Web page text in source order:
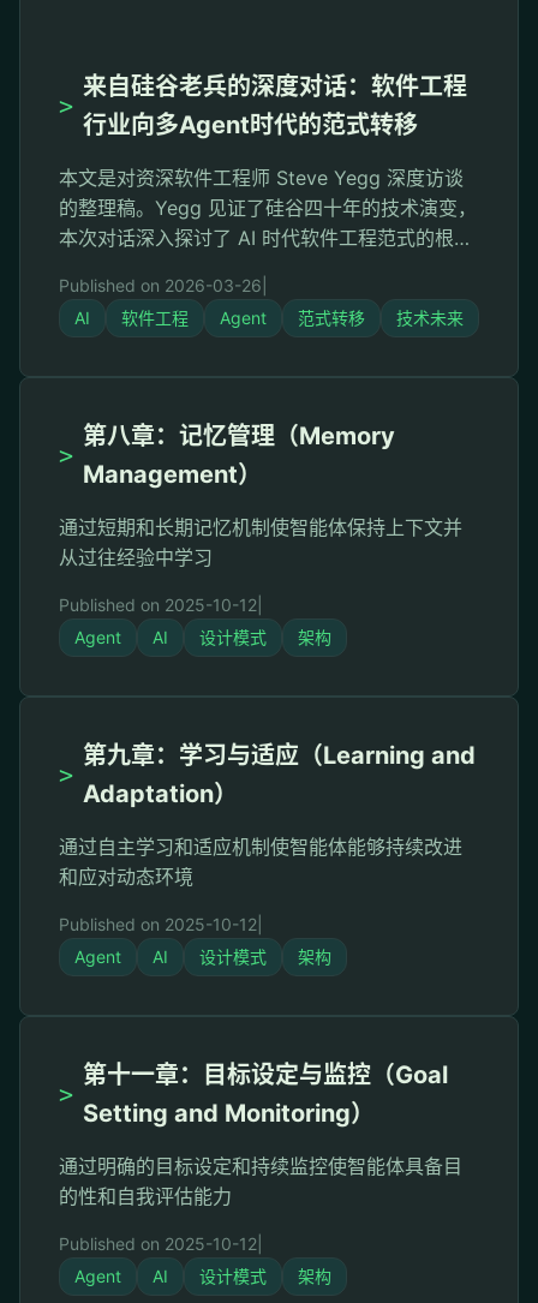
>
来自硅谷老兵的深度对话：软件工程
行业向多Agent时代的范式转移
本文是对资深软件工程师 Steve Yegg 深度访谈
的整理稿。Yegg 见证了硅谷四十年的技术演变，
本次对话深入探讨了 AI 时代软件工程范式的根本
路。 开场：科技圈笼罩的焦虑 在过去的几个月
里，整个科技圈甚至整个世界都被同一种焦虑所
誉为"时代的建造者 …
Published on 2026-03-26
AI
软件工程 Agent 范式转移 技术未来
>
第八章：记忆管理（Memory
Management）
通过短期和长期记忆机制使智能体保持上下文并
从过往经验中学习
Published on 2025-10-12
Agent
AI 设计模式 架构
>
第九章：学习与适应（Learning and
Adaptation）
通过自主学习和适应机制使智能体能够持续改进
和应对动态环境
Published on 2025-10-12
Agent
AI 设计模式 架构
>
第十一章：目标设定与监控（Goal
Setting and Monitoring）
通过明确的目标设定和持续监控使智能体具备目
的性和自我评估能力
Published on 2025-10-12
Agent
AI 设计模式 架构